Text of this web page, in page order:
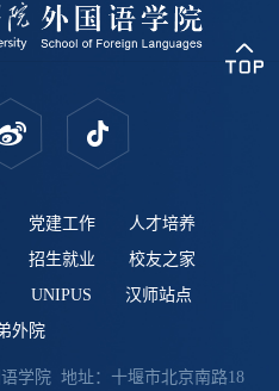
党建工作
人才培养
招生就业
校友之家
UNIPUS
汉师站点
外院
学院 地址：十堰市北京南路18